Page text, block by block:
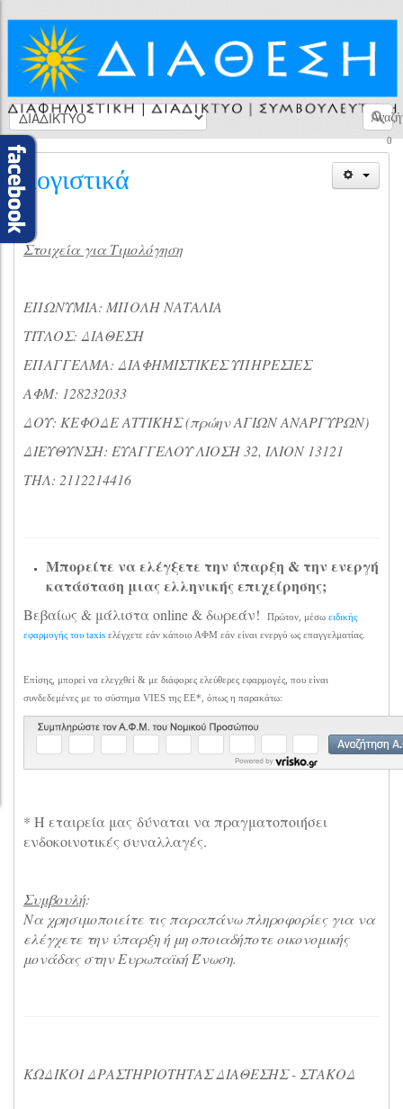
0
λογιστικά
Στοιχεία για Τιμολόγηση
ΕΠΩΝΥΜΙΑ: ΜΠΟΛΗ ΝΑΤΑΛΙΑ
ΤΙΤΛΟΣ: ΔΙΑΘΕΣΗ
ΕΠΑΓΓΕΛΜΑ: ΔΙΑΦΗΜΙΣΤΙΚΕΣ ΥΠΗΡΕΣΙΕΣ
ΑΦΜ: 128232033
ΔΟΥ: ΚΕΦΟΔΕ ΑΤΤΙΚΗΣ (πρώην ΑΓΙΩΝ ΑΝΑΡΓΥΡΩΝ)
ΔΙΕΥΘΥΝΣΗ: ΕΥΑΓΓΕΛΟΥ ΛΙΟΣΗ 32, ΙΛΙΟΝ 13121
ΤΗΛ: 2112214416
Μπορείτε να ελέγξετε την ύπαρξη & την ενεργή
κατάσταση μιας ελληνικής επιχείρησης;
Βεβαίως & μάλιστα online & δωρεάν! Πρώτον, μέσω ειδικής
εφαρμογής του taxis ελέγχετε εάν κάποιο ΑΦΜ εάν είναι ενεργό ως επαγγελματίας.
Επίσης, μπορεί να ελεγχθεί & με διάφορες ελεύθερες εφαρμογές, που είναι
συνδεδεμένες με το σύστημα VIES της ΕΕ*, όπως η παρακάτω:
* Η εταιρεία μας δύναται να πραγματοποιήσει
ενδοκοινοτικές συναλλαγές.
Συμβουλή:
Να χρησιμοποιείτε τις παραπάνω πληροφορίες για να
ελέγχετε την ύπαρξη ή μη οποιαδήποτε οικονομικής
μονάδας στην Ευρωπαϊκή Ένωση.
ΚΩΔΙΚΟΙ ΔΡΑΣΤΗΡΙΟΤΗΤΑΣ ΔΙΑΘΕΣΗΣ - ΣΤΑΚΟΔ